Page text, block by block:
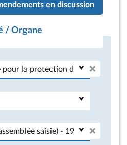
en discussion
/ Organe